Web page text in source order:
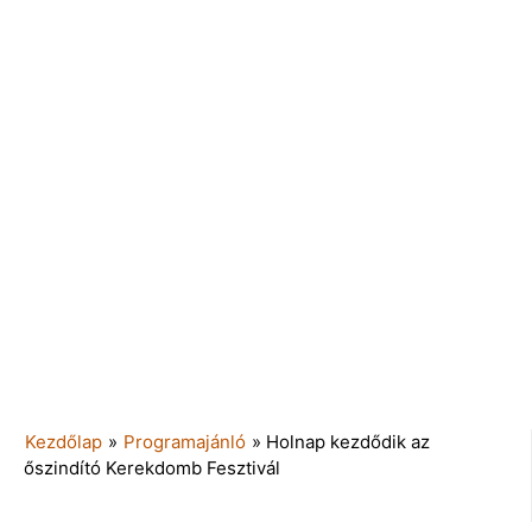
Kezdőlap » Programajánló » Holnap kezdődik az
őszindító Kerekdomb Fesztivál